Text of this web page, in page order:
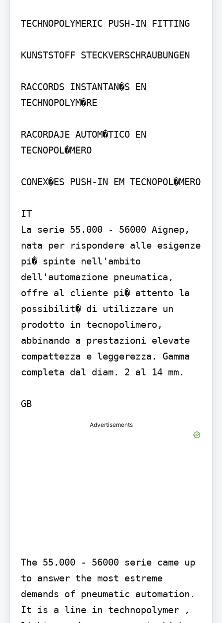
TECHNOPOLYMERIC PUSH-IN FITTING
KUNSTSTOFF STECKVERSCHRAUBUNGEN
RACCORDS INSTANTAN�S EN
TECHNOPOLYM�RE
RACORDAJE AUTOM�TICO EN
TECNOPOL�MERO
CONEX�ES PUSH-IN EM TECNOPOL�MERO
IT
La serie 55.000 - 56000 Aignep,
nata per rispondere alle esigenze
pi� spinte nell'ambito
dell'automazione pneumatica,
offre al cliente pi� attento la
possibilit� di utilizzare un
prodotto in tecnopolimero,
abbinando a prestazioni elevate
compattezza e leggerezza. Gamma
completa dal diam. 2 al 14 mm.
GB
Advertisements
The 55.000 - 56000 serie came up
to answer the most estreme
demands of pneumatic automation.
It is a line in technopolymer ,